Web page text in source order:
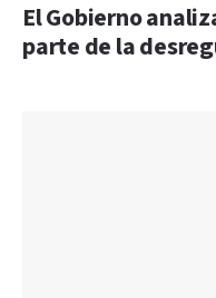
El Gobierno
parte de la